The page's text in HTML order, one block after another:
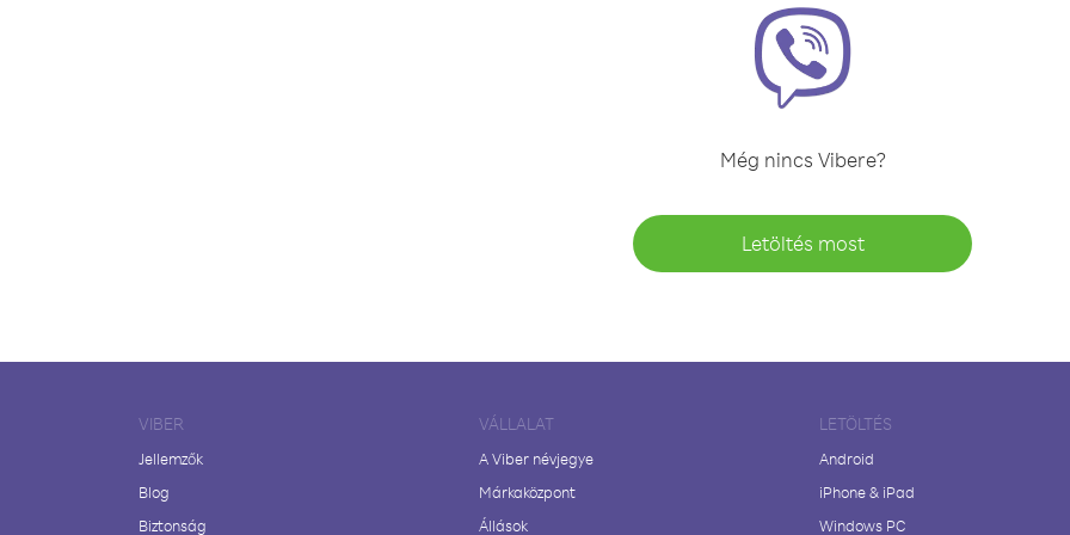
Még nincs Vibere?
Letöltés most
VIBER
Jellemzők
Blog
Biztonság
VÁLLALAT
A Viber névjegye
Márkaközpont
Állások
LETÖLTÉS
Android
iPhone & iPad
Windows PC